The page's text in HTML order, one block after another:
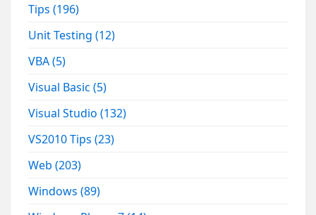
Tips(196)
Unit Testing(12)
VBA(5)
Visual Basic(5)
Visual Studio(132)
VS2010 Tips(23)
Web(203)
Windows(89)